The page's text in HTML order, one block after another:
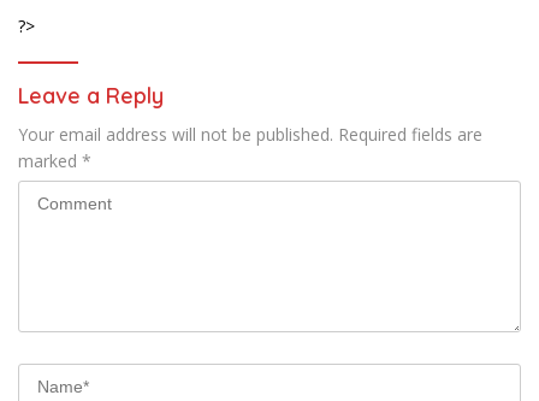
?>
Leave a Reply
Your email address will not be published. Required fields are
marked *